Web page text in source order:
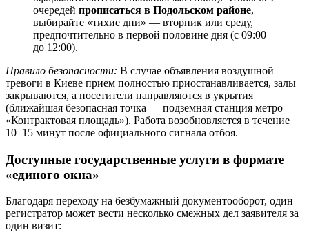
очередей прописаться в Подольском районе,
выбирайте «тихие дни» — вторник или среду,
предпочтительно в первой половине дня (с 09:00
до 12:00).
Правило безопасности: В случае объявления воздушной
тревоги в Киеве прием полностью приостанавливается, залы
закрываются, а посетители направляются в укрытия
(ближайшая безопасная точка — подземная станция метро
«Контрактовая площадь»). Работа возобновляется в течение
10–15 минут после официального сигнала отбоя.
Доступные государственные услуги в формате
«единого окна»
Благодаря переходу на безбумажный документооборот, один
регистратор может вести несколько смежных дел заявителя за
один визит: